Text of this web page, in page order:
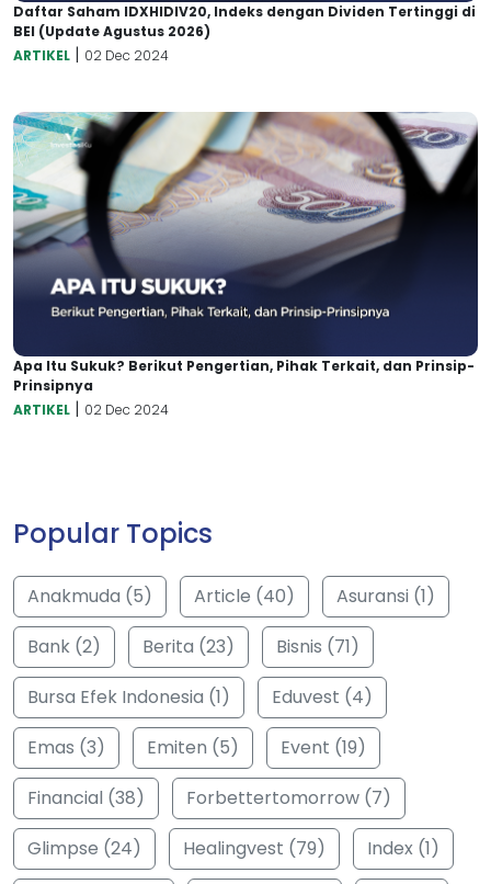
Daftar Saham IDXHIDIV20, Indeks dengan Dividen Tertinggi di
BEI (Update Agustus 2026)
ARTIKEL | 02 Dec 2024
Apa Itu Sukuk? Berikut Pengertian, Pihak Terkait, dan Prinsip-
Prinsipnya
ARTIKEL | 02 Dec 2024
Popular Topics
Anakmuda (5) Article (40)
Asuransi (1)
Bank (2)
Berita (23)
Bisnis (71)
Bursa Efek Indonesia (1)
Eduvest (4)
Emas (3)
Emiten (5)
Event (19)
Financial (38)
Forbettertomorrow (7)
Glimpse (24)
Healingvest (79)
Index (1)